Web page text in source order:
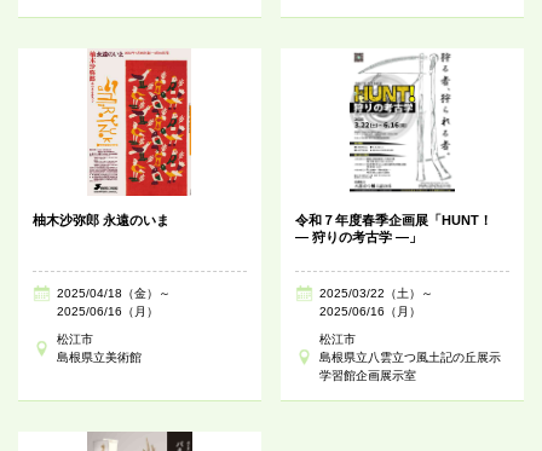
柚木沙弥郎 永遠のいま
2025/04/18（金）～
2025/06/16（月）
松江市
島根県立美術館
令和７年度春季企画展「HUNT！
― 狩りの考古学 ―」
2025/03/22（土）～
2025/06/16（月）
松江市
島根県立八雲立つ風土記の丘展示
学習館企画展示室